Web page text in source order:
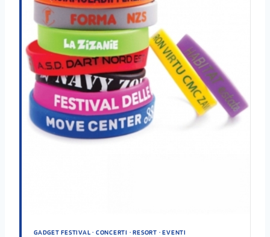
GADGET FESTIVAL · CONCERTI · RESORT · EVENTI